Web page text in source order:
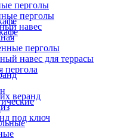
перголы
перголы
навес
перголы
навес для террасы
пергола
веранд
под ключ